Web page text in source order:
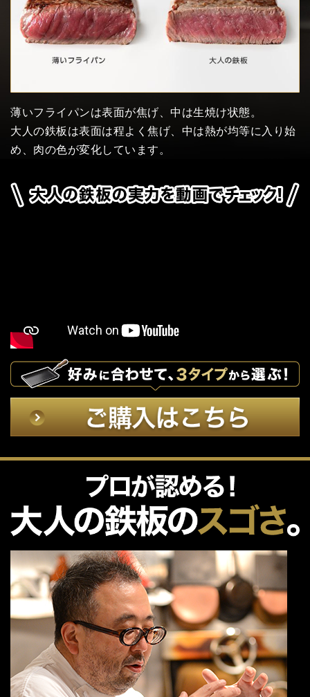
薄いフライパンは表面が焦げ、中は生焼け状態。
大人の鉄板は表面は程よく焦げ、中は熱が均等に入り始
め、肉の色が変化しています。